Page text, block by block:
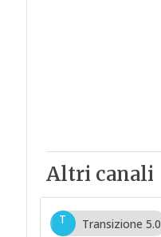
Altri canali
T Transizione 5.0